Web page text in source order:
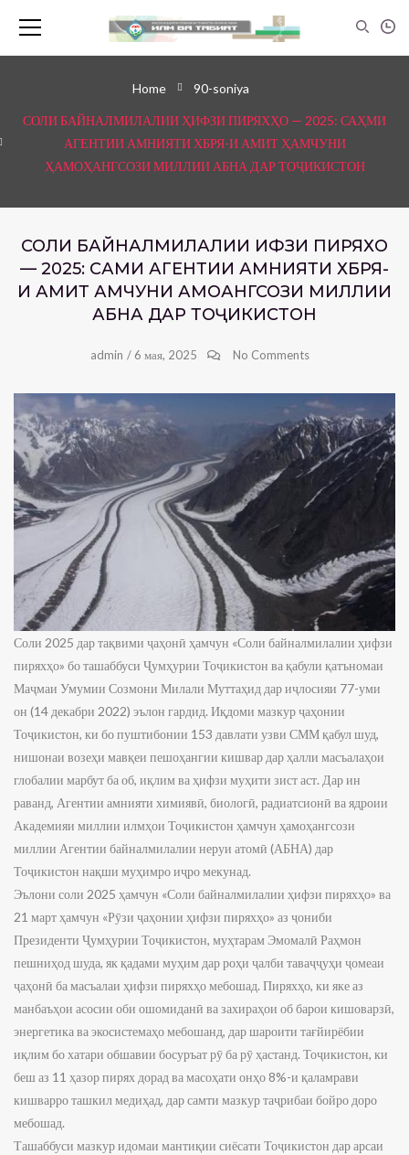
Home 90-soniya
СОЛИ БАЙНАЛМИЛАЛИИ ҲИФЗИ ПИРЯХҲО — 2025: САҲМИ
АГЕНТИИ АМНИЯТИ ХБРЯ-И АМИТ ҲАМЧУНИ
ҲАМОҲАНГСОЗИ МИЛЛИИ АБНА ДАР ТОҶИКИСТОН
СОЛИ БАЙНАЛМИЛАЛИИ ҲИФЗИ ПИРЯХҲО
— 2025: САҲМИ АГЕНТИИ АМНИЯТИ ХБРЯ-
И АМИТ ҲАМЧУНИ ҲАМОҲАНГСОЗИ МИЛЛИИ
АБНА ДАР ТОҶИКИСТОН
admin / 6 мая, 2025 No Comments
Соли 2025 дар тақвими ҷаҳонӣ ҳамчун «Соли байналмилалии ҳифзи
пиряхҳо» бо ташаббуси Ҷумҳурии Тоҷикистон ва қабули қатъномаи
Маҷмаи Умумии Созмони Милали Муттаҳид дар иҷлосияи 77-уми
он (14 декабри 2022) эълон гардид. Иқдоми мазкур ҷаҳонии
Тоҷикистон, ки бо пуштибонии 153 давлати узви СММ қабул шуд,
нишонаи возеҳи мавқеи пешоҳангии кишвар дар ҳалли масъалаҳои
глобалии марбут ба об, иқлим ва ҳифзи муҳити зист аст. Дар ин
раванд, Агентии амнияти химиявӣ, биологӣ, радиатсионӣ ва ядроии
Академияи миллии илмҳои Тоҷикистон ҳамчун ҳамоҳангсози
миллии Агентии байналмилалии неруи атомӣ (АБНА) дар
Тоҷикистон нақши муҳимро иҷро мекунад.
Эълони соли 2025 ҳамчун «Соли байналмилалии ҳифзи пиряхҳо» ва
21 март ҳамчун «Рӯзи ҷаҳонии ҳифзи пиряхҳо» аз ҷониби
Президенти Ҷумҳурии Тоҷикистон, муҳтарам Эмомалӣ Раҳмон
пешниҳод шуда, як қадами муҳим дар роҳи ҷалби таваҷҷуҳи ҷомеаи
ҷаҳонӣ ба масъалаи ҳифзи пиряхҳо мебошад. Пиряхҳо, ки яке аз
манбаъҳои асосии оби ошомиданӣ ва захираҳои об барои кишоварзӣ,
энергетика ва экосистемаҳо мебошанд, дар шароити тағйирёбии
иқлим бо хатари обшавии босуръат рӯ ба рӯ ҳастанд. Тоҷикистон, ки
беш аз 11 ҳазор пирях дорад ва масоҳати онҳо 8%-и қаламрави
кишварро ташкил медиҳад, дар самти мазкур таҷрибаи бойро доро
мебошад.
Ташаббуси мазкур идомаи мантиқии сиёсати Тоҷикистон дар арсаи